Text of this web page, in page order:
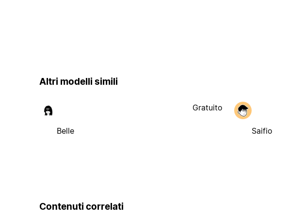
Altri modelli simili
Belle
Gratuito
Saifio
Contenuti correlati